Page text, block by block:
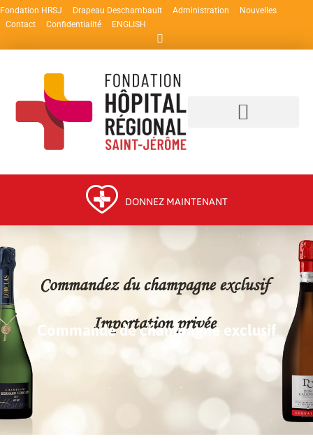
Fondation HRSJ Drapeau Deschambault Administration
Nouvelles
Contact
Confidentialité ENGLISH
DONNEZ MAINTENANT
Commande de champagne exclusif